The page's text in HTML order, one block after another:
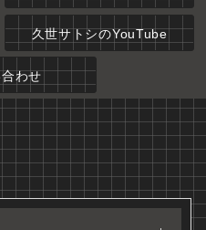
久世サトシのYouTube
わせ